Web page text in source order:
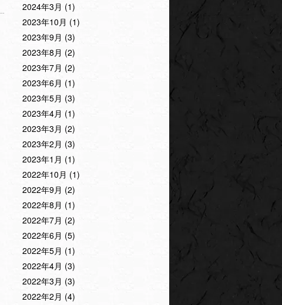
2024年3月 (1)
2023年10月 (1)
2023年9月 (3)
2023年8月 (2)
2023年7月 (2)
2023年6月 (1)
2023年5月 (3)
2023年4月 (1)
2023年3月 (2)
2023年2月 (3)
2023年1月 (1)
2022年10月 (1)
2022年9月 (2)
2022年8月 (1)
2022年7月 (2)
2022年6月 (5)
2022年5月 (1)
2022年4月 (3)
2022年3月 (3)
2022年2月 (4)